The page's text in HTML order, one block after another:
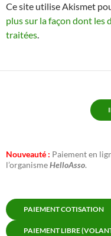
Ce site utilise Akismet
plus sur la façon dont les
traitées.
Nouveauté : Paiement en
l’organismeHelloAsso.
PAIEMENT COTISATION
PAIEMENT LIBRE